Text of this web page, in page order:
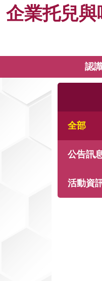
到企
托
兒
企業托兒
認
全部
公告訊
活動資